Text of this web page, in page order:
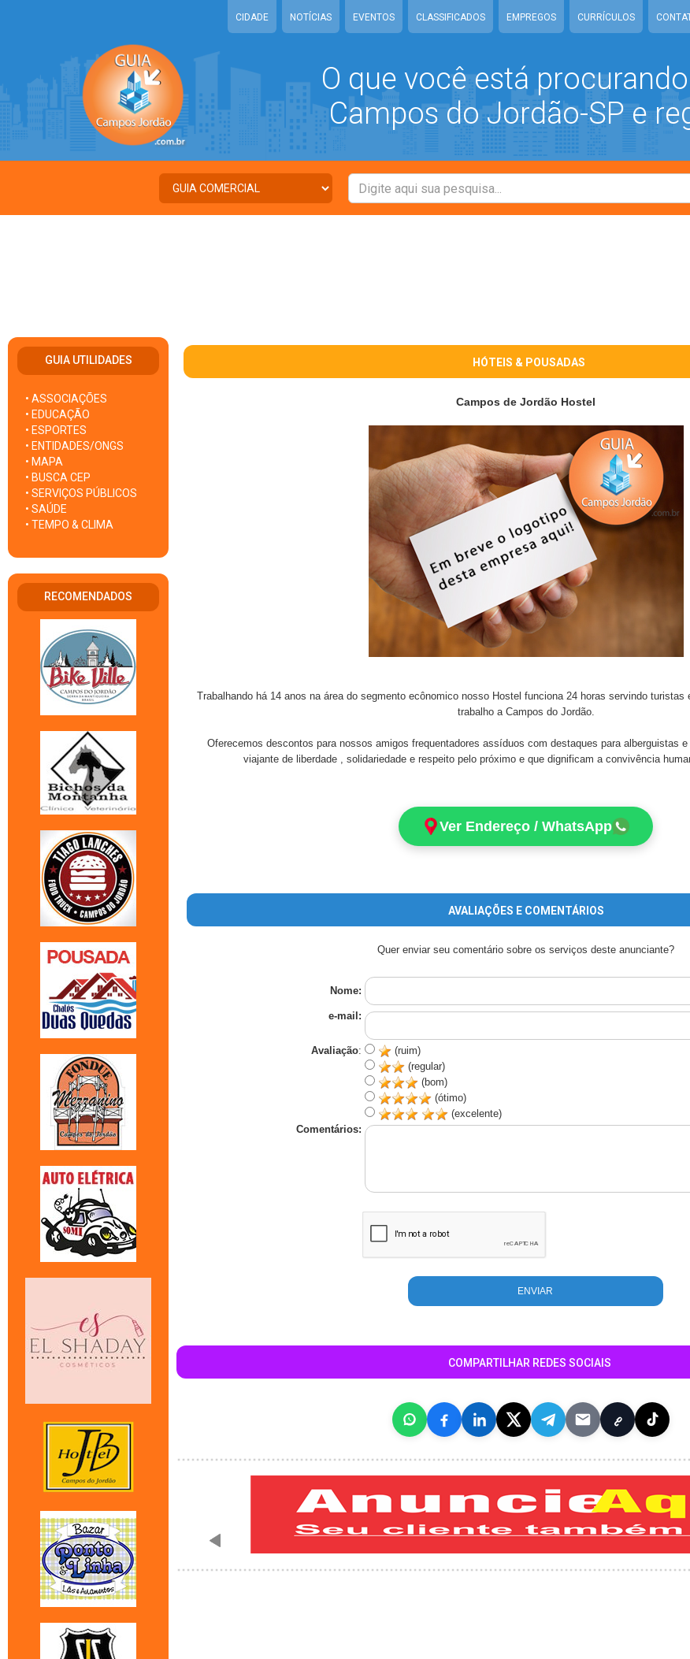
CIDADE NOTÍCIAS EVENTOS CLASSIFICADOS EMPREGOS CURRÍCULOS
O que você está
Campos do Jordão-SP e
GUIA UTILIDADES
• ASSOCIAÇÕES
• EDUCAÇÃO
• ESPORTES
• ENTIDADES/ONGS
• MAPA
• BUSCA CEP
• SERVIÇOS PÚBLICOS
• SAÚDE
• TEMPO & CLIMA
RECOMENDADOS
HÓTEIS & POUSADAS
Campos de Jordão Hostel
Trabalhando há 14 anos na área do segmento ecônomico nosso Hostel funciona 24 horas servindo
trabalho a Campos do Jordão.
Oferecemos descontos para nossos amigos frequentadores assíduos com destaques para alberguistas
viajante de liberdade , solidariedade e respeito pelo próximo e que dignificam a convivência
Ver Endereço / WhatsApp
AVALIAÇÕES E COMENTÁRIOS
Quer enviar seu comentário sobre os serviços deste anunciante?
Nome:
e-mail:
Avaliação:
(ruim)
(regular)
(bom)
(ótimo)
(excelente)
Comentários:
COMPARTILHAR REDES SOCIAIS